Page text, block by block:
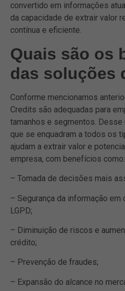
convertido em informações
da capacidade de extrair valor
contínua e eficiente.
Quais são os
das soluções
Conforme mencionamos
Credits são adequadas para
tamanhos e segmentos.
que se enquadram a todos os
ajudam a extrair valor e
empresa, com benefícios como:
– Tomada de decisões mais
– Segurança da informação
LGPD;
– Diminuição de riscos e
crédito;
– Prevenção de fraudes;
– Expansão do alcance no